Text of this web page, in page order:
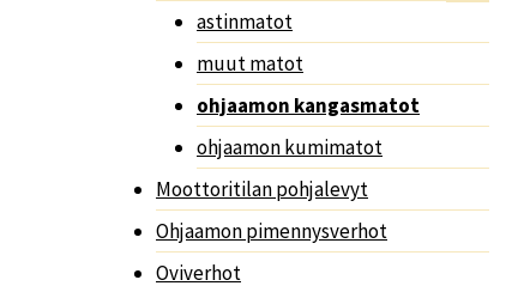
astinmatot
muut matot
ohjaamon kangasmatot
ohjaamon kumimatot
Moottoritilan pohjalevyt
Ohjaamon pimennysverhot
Oviverhot